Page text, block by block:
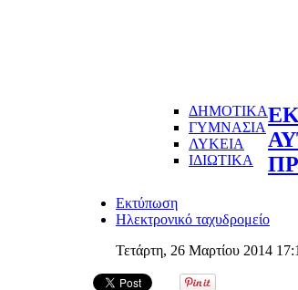
ΔΗΜΟΤΙΚΑ
ΓΥΜΝΑΣΙΑ
ΛΥΚΕΙΑ
ΙΔΙΩΤΙΚΑ
Εκτύπωση
Ηλεκτρονικό ταχυδρομείο
Τετάρτη, 26 Μαρτίου 2014